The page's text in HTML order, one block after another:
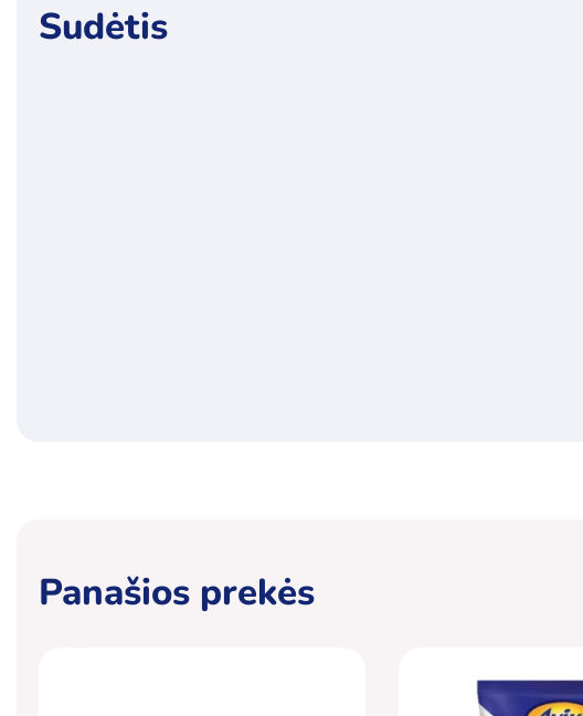
Sudėtis
Panašios prekės